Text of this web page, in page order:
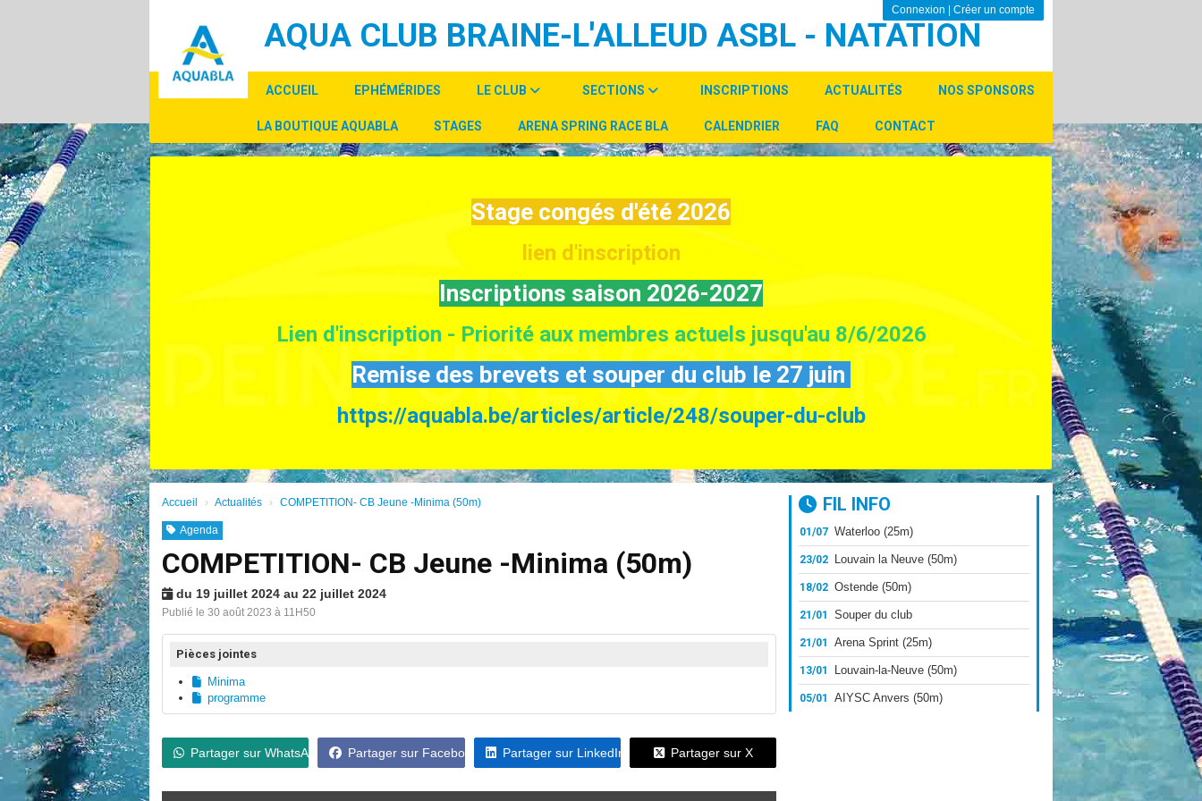
Connexion Créer un compte
AQUA CLUB BRAINE-L'ALLEUD ASBL - NATATION
ACCUEIL EPHÉMÉRIDES LE CLUB SECTIONS INSCRIPTIONS ACTUALITÉS NOS SPONSORS
LA BOUTIQUE AQUABLA STAGES ARENA SPRING RACE BLA CALENDRIER FAQ CONTACT
Stage congés d'été 2026
lien d'inscription
Inscriptions saison 2026-2027
Lien d'inscription - Priorité aux membres actuels jusqu'au 8/6/2026
Remise des brevets et souper du club le 27 juin
https://aquabla.be/articles/article/248/souper-du-club
Accueil Actualités COMPETITION- CB Jeune -Minima (50m)
Agenda
COMPETITION- CB Jeune -Minima (50m)
du 19 juillet 2024 au 22 juillet 2024
Publié le 30 août 2023 à 11H50
Pièces jointes
Minima
programme
Partager sur WhatsApp Partager sur Facebook Partager sur LinkedIn Partager sur X
FIL INFO
01/07 Waterloo (25m)
23/02 Louvain la Neuve (50m)
18/02 Ostende (50m)
21/01 Souper du club
21/01 Arena Sprint (25m)
13/01 Louvain-la-Neuve (50m)
05/01 AIYSC Anvers (50m)